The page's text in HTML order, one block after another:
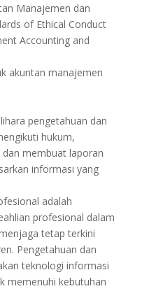
Manajemen dan
of Ethical Conduct
Accounting and
akuntan manajemen
pengetahuan dan
hukum,
membuat laporan
informasi yang
adalah
profesional dalam
tetap terkini
Pengetahuan dan
teknologi informasi
memenuhi kebutuhan